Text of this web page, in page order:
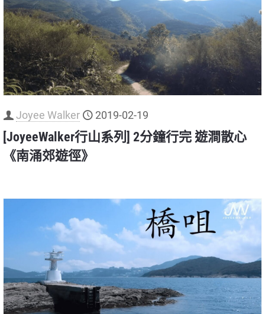
Joyee Walker 2019-02-19
[JoyeeWalker行山系列] 2分鐘行完 遊澗散心
《南涌郊遊徑》